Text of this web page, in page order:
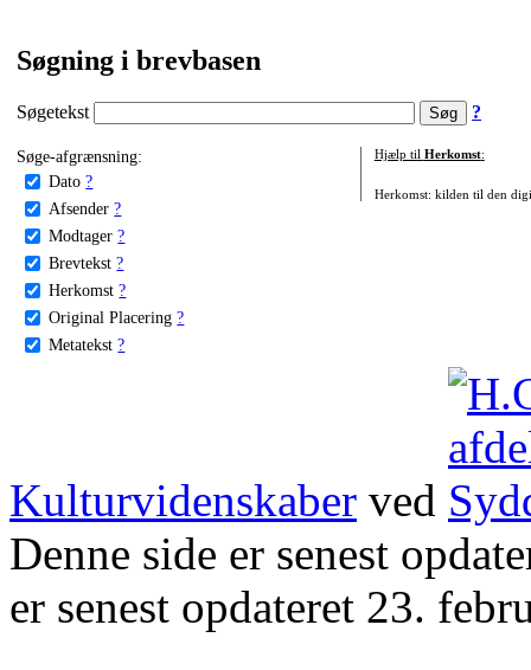
Søgning i brevbasen
Søgetekst ?
Søge-afgrænsning:
Dato ?
Afsender ?
Modtager ?
Brevtekst ?
Herkomst ?
Original Placering ?
Metatekst ?
Hjælp til Herkomst:
Herkomst: kilden til den
Kulturvidenskaber ved
Denne side er senest
er senest opdateret 23.